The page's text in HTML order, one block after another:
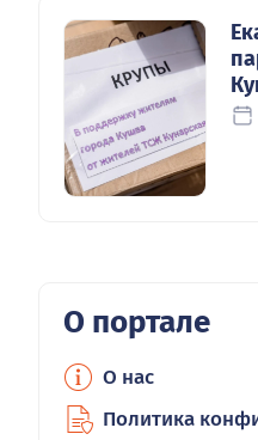
О портале
О нас
Политика